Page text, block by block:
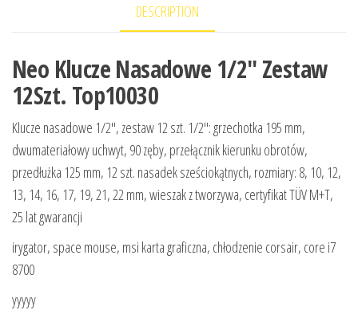
DESCRIPTION
Neo Klucze Nasadowe 1/2″ Zestaw
12Szt. Top10030
Klucze nasadowe 1/2″, zestaw 12 szt. 1/2″: grzechotka 195 mm,
dwumateriałowy uchwyt, 90 zęby, przełącznik kierunku obrotów,
przedłużka 125 mm, 12 szt. nasadek sześciokątnych, rozmiary: 8, 10, 12,
13, 14, 16, 17, 19, 21, 22 mm, wieszak z tworzywa, certyfikat TÜV M+T,
25 lat gwarancji
irygator, space mouse, msi karta graficzna, chłodzenie corsair, core i7
8700
yyyyy